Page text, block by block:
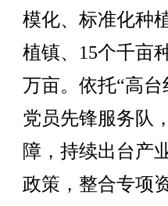
模化、标准化种
植镇、15个千亩
万亩。依托“高
党员先锋服务队
障，持续出台产
政策，整合专项